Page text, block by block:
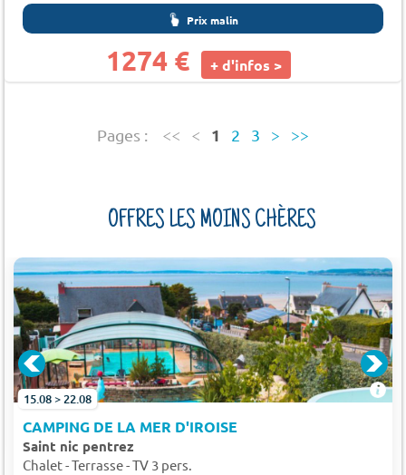
Prix malin
1274 € + d'infos >
Pages : << < 1 2 3 > >>
OFFRES LES MOINS CHÈRES
15.08 > 22.08
CAMPING DE LA MER D'IROISE
Saint nic pentrez
Chalet - Terrasse - TV 3 pers.